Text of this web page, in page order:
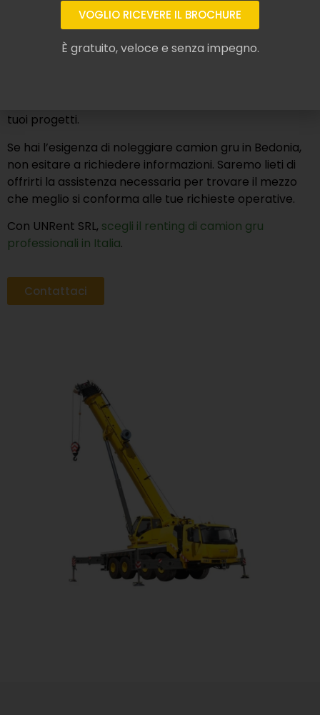
Da UNRent SRL, operiamo con esperienza nel
professionale di camion con gru e ribaltabile
certificati ai più attuali standard di qualità
tuoi progetti.
Se hai l’esigenza di noleggiare camion gru in Bedonia,
non esitare a richiedere informazioni. Saremo lieti di
offrirti la assistenza necessaria per trovare il mezzo
che meglio si conforma alle tue richieste operative.
Con UNRent SRL, scegli il renting di camion gru
professionali in Italia.
Contattaci
VOGLIO RICEVERE IL BROCHURE
È gratuito, veloce e senza impegno.